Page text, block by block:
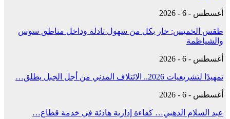
أغسطس - 6 - 2026
طقس الخميس: ﺣﺎﺭ بكل من سهول تادلة وداخل مناطق سوس
والشياظمة
أغسطس - 6 - 2026
تمهيدًا لتشريعيات 2026.. الائتلاف المدني من أجل الجبل يطلق…
أغسطس - 6 - 2026
عبد السلام الدهبي… كفاءة إدارية هادئة في خدمة قطاع…